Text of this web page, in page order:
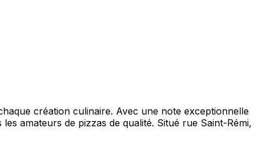
création culinaire. Avec une note exceptionnelle
amateurs de pizzas de qualité. Situé rue Saint-Rémi,